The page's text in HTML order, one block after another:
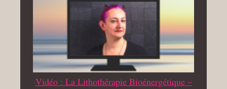
Vidéo : La Lithothérapie Bioénergétique –